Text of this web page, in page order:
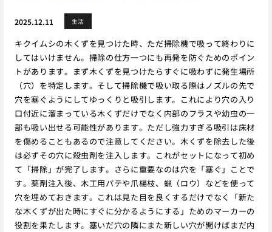
2025.12.11 生活
キクイムシの木くずを見つけた時、ただ掃除機で吸って終わりに
してはいけません。掃除の仕方一つにも再発を防ぐためのポイン
トがあります。まず木くずを見つけたらすぐに吸わずに発生場所
（穴）を特定します。そして掃除機で吸い取る際はノズルの先で
穴を塞ぐようにしてゆっくりと吸引します。これにより穴の入り
口付近に溜まっている木くずだけでなく内部のフラスや幼虫の一
部も吸い出せる可能性があります。ただし強力すぎる吸引は床材
を傷めることもあるので注意してください。木くずを除去した後
は必ずその穴に殺虫剤を注入します。これがセットになって初め
て「掃除」が完了します。さらに重要なのは穴を「塞ぐ」ことで
す。薬剤注入後、木工用パテや爪楊枝、蝋（ロウ）などを使って
穴を埋めておきます。これは見た目を良くするだけでなく「新た
な木くずが出た時にすぐに分かるようにする」ためのマーカーの
役割を果たします。塞いだ穴の隣にまた新しい穴が開けばまだ内